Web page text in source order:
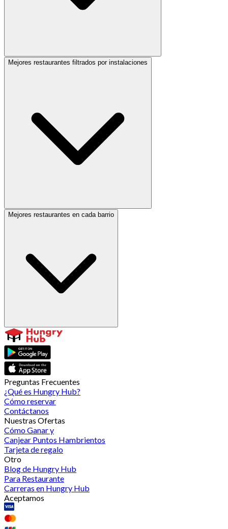
Mejores restaurantes filtrados por instalaciones
Mejores restaurantes en cada barrio
Preguntas Frecuentes
¿Qué es Hungry Hub?
Cómo reservar
Contáctanos
Nuestras Ofertas
Cómo Ganar y
Canjear Puntos Hambrientos
Tarjeta de regalo
Otro
Blog de Hungry Hub
Para Restaurante
Carreras en Hungry Hub
Aceptamos